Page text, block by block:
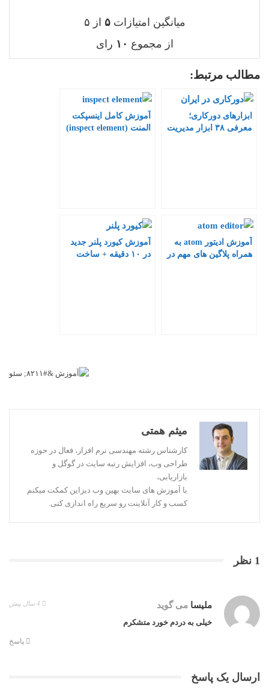
میانگین امتیازات۵ از ۵
از مجموع ۱۰ رای
مطالب مرتبط:
ابزارهای دورکاری؛
معرفی ۳۸ ابزار مدیریت
آموزش کامل اینسپکت
المنت (inspect element)
آموزش ادیتور atom به
همراه پلاگین های مهم در
آموزش کیورد پلنر جدید
در ۱۰ دقیقه + ساخت
میثم همتی
کارشناس رشته مهندسی نرم افزار، فعال در حوزه
طراحی وب، افزایش رتبه سایت در گوگل و
بازاریابی،
با آموزش های سایت بهین وب دیزاین کمکت میکنم
کسب و کار آنلاینت رو سریع راه اندازی کنی.
1 نظر
ملیسا می گوید
خیلی به دردم خورد متشکرم
پاسخ
ارسال یک پاسخ